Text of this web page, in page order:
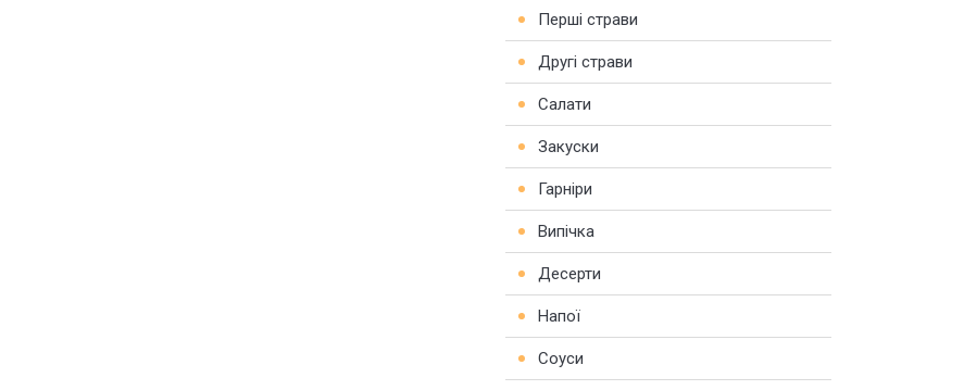
Перші страви
Другі страви
Салати
Закуски
Гарніри
Випічка
Десерти
Напої
Соуси